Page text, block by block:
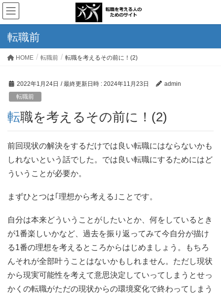
転職前
HOME 転職前 転職を考えるその前に！(2)
2022年1月24日 / 最終更新日時 : 2024年11月23日
admin
転職前
転職を考えるその前に！(2)
前回現状の解決をするだけでは良い転職にはならないかも
しれないという話でした。では良い転職にするためにはど
ういうことが必要か。
まずひとつは｢理想から考える｣ことです。
自分は本来どういうことがしたいとか、何をしているとき
が1番楽しいかなど、過去を振り返ってみて今自分が描け
る1番の理想を考えるところからはじめましょう。もちろ
んそれが全部叶うことはないかもしれません。ただし現状
から現実可能性を考えて意思決定していってしまうとせっ
かくの転職がただの現状からの環境変化で終わってしまう